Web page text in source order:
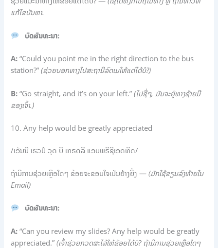
ແກ້ໄຂບັນຫາ.
ບົດສົນທະນາ:
A: “Could you point me in the right direction to the bus
station?”(ຊ່ວຍບອກທາງໄປສະຖານີລົດເມໃຫ້ແດ່ໄດ້ບໍ?)
B: “Go straight, and it’s on your left.”(ໄປຊື່ໆ, ມັນຈະຢູ່ທາງຊ້າຍມື
ຂອງເຈົ້າ.)
10. Any help would be greatly appreciated
/ເອັນນີ ເຮວປ໌ ວຸດ ບີ ເກຣດລີ ແອບພຣີຊີເອດທິດ/
ຖ້າມີການຊ່ວຍເຫຼືອໃດໆ ຂ້ອຍຈະຂອບໃຈເປັນຢ່າງຍິ່ງ —(ມັກໃຊ້ຂຽນລົງທ້າຍໃນ
Email)
ບົດສົນທະນາ:
A: “Can you review my slides? Any help would be greatly
appreciated.”(ເຈົ້າຊ່ວຍກວດສະໄລ້ໃຫ້ຂ້ອຍໄດ້ບໍ? ຖ້າມີການຊ່ວຍເຫຼືອໃດໆ